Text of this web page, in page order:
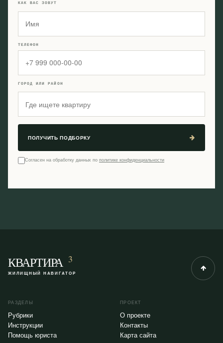
КАК ВАС ЗОВУТ
ТЕЛЕФОН
ГОРОД ИЛИ РАЙОН
ПОЛУЧИТЬ ПОДБОРКУ
Согласен на обработку данных по политике конфиденциальности
КВАРТИРА 3
ЖИЛИЩНЫЙ НАВИГАТОР
РАЗДЕЛЫ
Рубрики
Инструкции
Помощь юриста
ПРОЕКТ
О проекте
Контакты
Карта сайта